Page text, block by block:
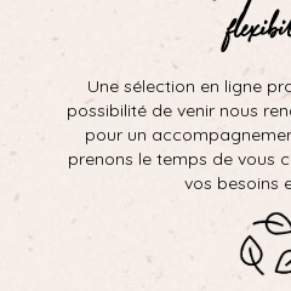
Une sélection en ligne
possibilité de venir nous
pour un
prenons le temps de vous
vos besoins